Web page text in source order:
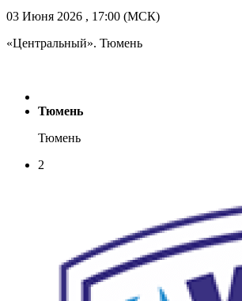
03 Июня 2026 , 17:00 (МСК)
«Центральный». Тюмень
Тюмень
Тюмень
2